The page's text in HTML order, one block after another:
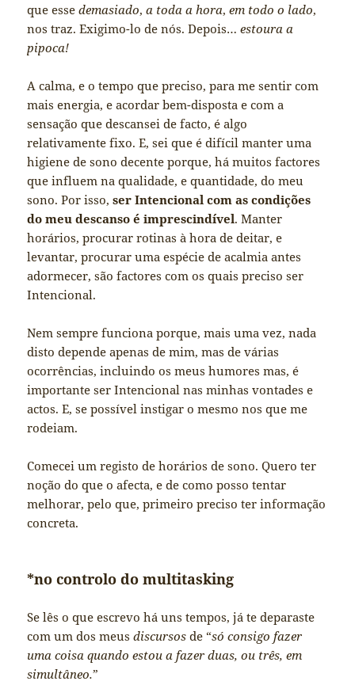
que essedemasiado,a toda a hora,em todo o lado,
nos traz. Exigimo-lo de nós. Depois…estoura a
pipoca!
A calma, e o tempo que preciso, para me sentir com
mais energia, e acordar bem-disposta e com a
sensação que descansei de facto, é algo
relativamente fixo. E, sei que é difícil manter uma
higiene de sono decente porque, há muitos factores
que influem na qualidade, e quantidade, do meu
sono. Por isso,ser Intencional com as condições
do meu descanso é imprescindível. Manter
horários, procurar rotinas à hora de deitar, e
levantar, procurar uma espécie de acalmia antes
adormecer, são factores com os quais preciso ser
Intencional.
Nem sempre funciona porque, mais uma vez, nada
disto depende apenas de mim, mas de várias
ocorrências, incluindo os meus humores mas, é
importante ser Intencional nas minhas vontades e
actos. E, se possível instigar o mesmo nos que me
rodeiam.
Comecei um registo de horários de sono. Quero ter
noção do que o afecta, e de como posso tentar
melhorar, pelo que, primeiro preciso ter informação
concreta.
*no controlo do multitasking
Se lês o que escrevo há uns tempos, já te deparaste
com um dos meusdiscursos de “só consigo fazer
uma coisa quando estou a fazer duas, ou três, em
simultâneo.”